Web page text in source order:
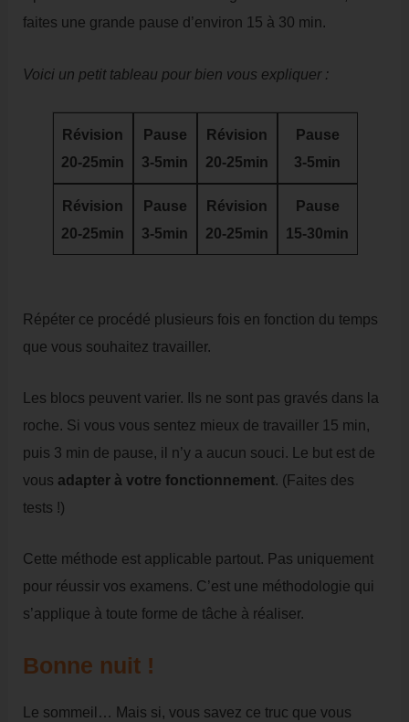
faites une grande pause d’environ 15 à 30 min.
Voici un petit tableau pour bien vous expliquer :
Révision
20-25min
Pause
3-5min
Révision
20-25min
Pause
3-5min
Révision
20-25min
Pause
3-5min
Révision
20-25min
Pause
15-30min
Répéter ce procédé plusieurs fois en fonction du temps
que vous souhaitez travailler.
Les blocs peuvent varier. Ils ne sont pas gravés dans la
roche. Si vous vous sentez mieux de travailler 15 min,
puis 3 min de pause, il n’y a aucun souci. Le but est de
vous adapter à votre fonctionnement. (Faites des
tests !)
Cette méthode est applicable partout. Pas uniquement
pour réussir vos examens. C’est une méthodologie qui
s’applique à toute forme de tâche à réaliser.
Bonne nuit !
Le sommeil… Mais si, vous savez ce truc que vous